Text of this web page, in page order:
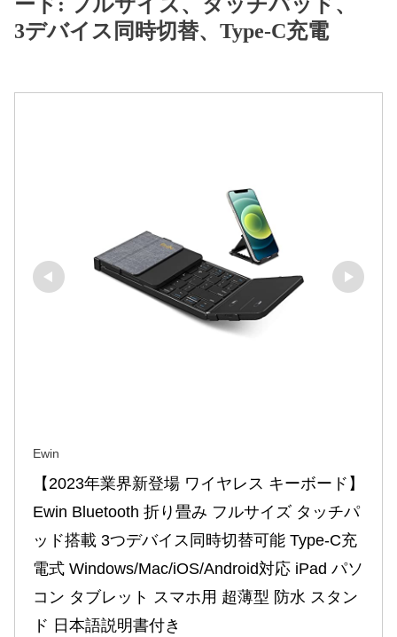
ード: フルサイズ、タッチパッド、
3デバイス同時切替、Type-C充電
Ewin
【2023年業界新登場 ワイヤレス キーボード】
Ewin Bluetooth 折り畳み フルサイズ タッチパ
ッド搭載 3つデバイス同時切替可能 Type-C充
電式 Windows/Mac/iOS/Android対応 iPad パソ
コン タブレット スマホ用 超薄型 防水 スタン
ド 日本語説明書付き